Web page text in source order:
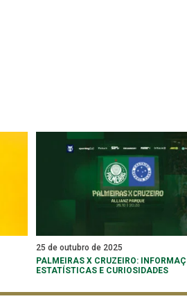
25 de outubro de 2025
PALMEIRAS X CRUZEIRO:
ESTATÍSTICAS E CURIOSIDADES